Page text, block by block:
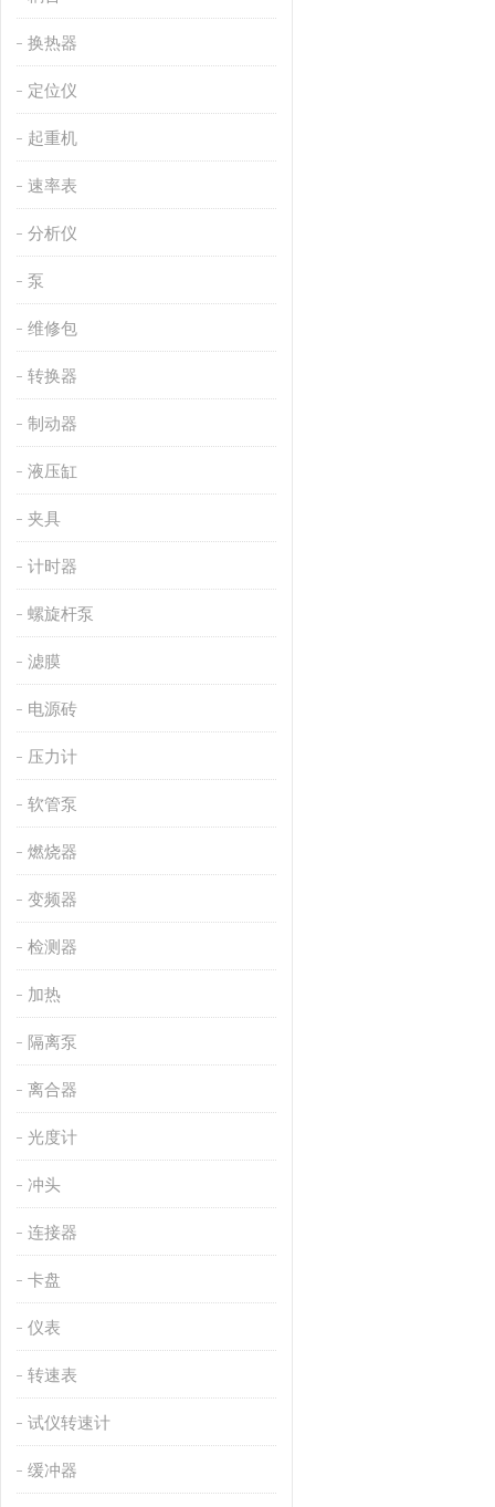
换热器
定位仪
起重机
速率表
分析仪
泵
维修包
转换器
制动器
液压缸
夹具
计时器
螺旋杆泵
滤膜
电源砖
压力计
软管泵
燃烧器
变频器
检测器
加热
隔离泵
离合器
光度计
冲头
连接器
卡盘
仪表
转速表
试仪转速计
缓冲器